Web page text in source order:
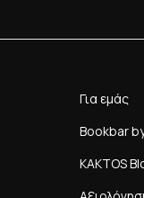
Για εμάς
Bookbar
KAKTOS